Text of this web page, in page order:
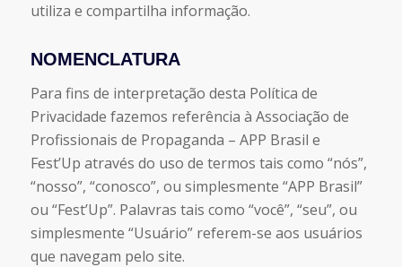
utiliza e compartilha informação.
NOMENCLATURA
Para fins de interpretação desta Política de
Privacidade fazemos referência à Associação de
Profissionais de Propaganda – APP Brasil e
Fest’Up através do uso de termos tais como “nós”,
“nosso”, “conosco”, ou simplesmente “APP Brasil”
ou “Fest’Up”. Palavras tais como “você”, “seu”, ou
simplesmente “Usuário” referem-se aos usuários
que navegam pelo site.